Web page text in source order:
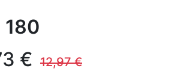
180
€ 12,97€